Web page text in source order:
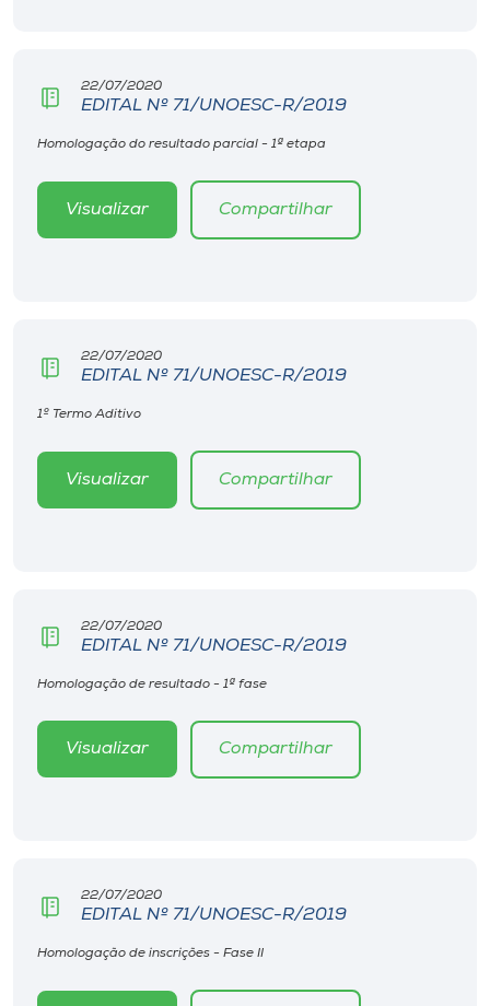
22/07/2020
EDITAL Nº 71/UNOESC-R/2019
Homologação do resultado parcial - 1ª etapa
Visualizar Compartilhar
22/07/2020
EDITAL Nº 71/UNOESC-R/2019
1º Termo Aditivo
Visualizar Compartilhar
22/07/2020
EDITAL Nº 71/UNOESC-R/2019
Homologação de resultado - 1ª fase
Visualizar Compartilhar
22/07/2020
EDITAL Nº 71/UNOESC-R/2019
Homologação de inscrições - Fase II